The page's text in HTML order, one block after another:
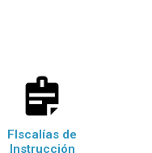
FIscalías de
Instrucción